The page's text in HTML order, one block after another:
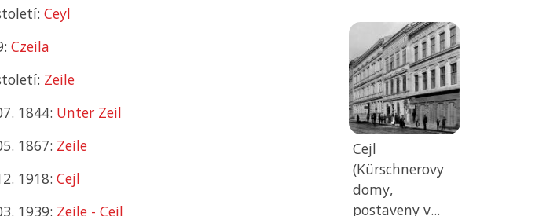
Ceyl
Czeila
Zeile
1844: Unter Zeil
1867: Zeile
1918: Cejl
1939: Zeile - Cejl
Cejl
(Kürschnerovy
domy,
postaveny v...